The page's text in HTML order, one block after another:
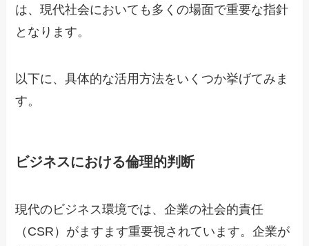
は、現代社会においても多くの場面で重要な指針
となります。
以下に、具体的な活用方法をいくつか挙げてみま
す。
ビジネスにおける倫理的判断
現代のビジネス環境では、企業の社会的責任
（CSR）がますます重要視されています。企業が